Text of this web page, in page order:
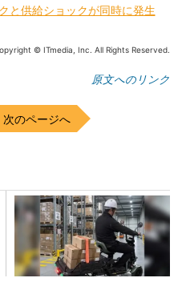
と供給ショックが同時に発生
© ITmedia, Inc. All Rights Reserved.
原文へのリンク
次のページへ